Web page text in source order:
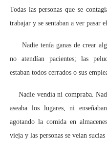
Todas las personas que se
trabajar y se sentaban a ver pasar
Nadie tenía ganas de crear
no atendían pacientes; las
estaban todos cerrados o sus
Nadie vendía ni compraba.
aseaba los lugares, ni
agotando la comida en
vieja y las personas se veían